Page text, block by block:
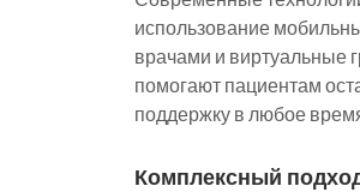
использование
врачами и виртуальные
помогают пациентам
поддержку в любое
Комплексный